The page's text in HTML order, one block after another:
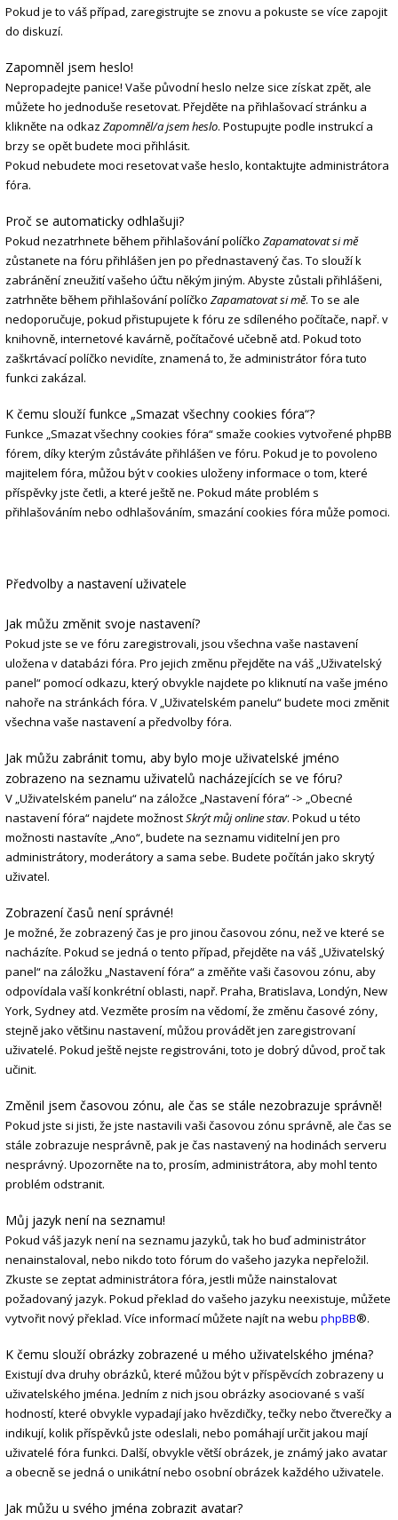
Pokud je to váš případ, zaregistrujte se znovu a pokuste se více zapojit
do diskuzí.
Zapomněl jsem heslo!
Nepropadejte panice! Vaše původní heslo nelze sice získat zpět, ale
můžete ho jednoduše resetovat. Přejděte na přihlašovací stránku a
klikněte na odkaz Zapomněl/a jsem heslo. Postupujte podle instrukcí a
brzy se opět budete moci přihlásit.
Pokud nebudete moci resetovat vaše heslo, kontaktujte administrátora
fóra.
Proč se automaticky odhlašuji?
Pokud nezatrhnete během přihlašování políčko Zapamatovat si mě
zůstanete na fóru přihlášen jen po přednastavený čas. To slouží k
zabránění zneužití vašeho účtu někým jiným. Abyste zůstali přihlášeni,
zatrhněte během přihlašování políčko Zapamatovat si mě. To se ale
nedoporučuje, pokud přistupujete k fóru ze sdíleného počítače, např. v
knihovně, internetové kavárně, počítačové učebně atd. Pokud toto
zaškrtávací políčko nevidíte, znamená to, že administrátor fóra tuto
funkci zakázal.
K čemu slouží funkce „Smazat všechny cookies fóra“?
Funkce „Smazat všechny cookies fóra“ smaže cookies vytvořené phpBB
fórem, díky kterým zůstáváte přihlášen ve fóru. Pokud je to povoleno
majitelem fóra, můžou být v cookies uloženy informace o tom, které
příspěvky jste četli, a které ještě ne. Pokud máte problém s
přihlašováním nebo odhlašováním, smazání cookies fóra může pomoci.
Předvolby a nastavení uživatele
Jak můžu změnit svoje nastavení?
Pokud jste se ve fóru zaregistrovali, jsou všechna vaše nastavení
uložena v databázi fóra. Pro jejich změnu přejděte na váš „Uživatelský
panel“ pomocí odkazu, který obvykle najdete po kliknutí na vaše jméno
nahoře na stránkách fóra. V „Uživatelském panelu“ budete moci změnit
všechna vaše nastavení a předvolby fóra.
Jak můžu zabránit tomu, aby bylo moje uživatelské jméno
zobrazeno na seznamu uživatelů nacházejících se ve fóru?
V „Uživatelském panelu“ na záložce „Nastavení fóra“ -> „Obecné
nastavení fóra“ najdete možnostSkrýt můj online stav. Pokud u této
možnosti nastavíte „Ano“, budete na seznamu viditelní jen pro
administrátory, moderátory a sama sebe. Budete počítán jako skrytý
uživatel.
Zobrazení časů není správné!
Je možné, že zobrazený čas je pro jinou časovou zónu, než ve které se
nacházíte. Pokud se jedná o tento případ, přejděte na váš „Uživatelský
panel“ na záložku „Nastavení fóra“ a změňte vaši časovou zónu, aby
odpovídala vaší konkrétní oblasti, např. Praha, Bratislava, Londýn, New
York, Sydney atd. Vezměte prosím na vědomí, že změnu časové zóny,
stejně jako většinu nastavení, můžou provádět jen zaregistrovaní
uživatelé. Pokud ještě nejste registrováni, toto je dobrý důvod, proč tak
učinit.
Změnil jsem časovou zónu, ale čas se stále nezobrazuje správně!
Pokud jste si jisti, že jste nastavili vaši časovou zónu správně, ale čas se
stále zobrazuje nesprávně, pak je čas nastavený na hodinách serveru
nesprávný. Upozorněte na to, prosím, administrátora, aby mohl tento
problém odstranit.
Můj jazyk není na seznamu!
Pokud váš jazyk není na seznamu jazyků, tak ho buď administrátor
nenainstaloval, nebo nikdo toto fórum do vašeho jazyka nepřeložil.
Zkuste se zeptat administrátora fóra, jestli může nainstalovat
požadovaný jazyk. Pokud překlad do vašeho jazyku neexistuje, můžete
vytvořit nový překlad. Více informací můžete najít na webu phpBB®.
K čemu slouží obrázky zobrazené u mého uživatelského jména?
Existují dva druhy obrázků, které můžou být v příspěvcích zobrazeny u
uživatelského jména. Jedním z nich jsou obrázky asociované s vaší
hodností, které obvykle vypadají jako hvězdičky, tečky nebo čtverečky a
indikují, kolik příspěvků jste odeslali, nebo pomáhají určit jakou mají
uživatelé fóra funkci. Další, obvykle větší obrázek, je známý jako avatar
a obecně se jedná o unikátní nebo osobní obrázek každého uživatele.
Jak můžu u svého jména zobrazit avatar?